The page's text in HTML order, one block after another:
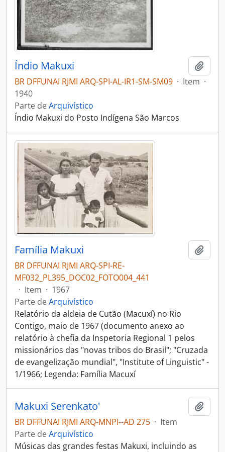
Índio Makuxi
BR DFFUNAI RJMI ARQ-SPI-AL-IR1-SM-SM09 · Item ·
1940
Parte deArquivístico
Índio Makuxi do Posto Indígena São Marcos
Família Makuxi
BR DFFUNAI RJMI ARQ-SPI-RE-
MF032_PL395_DOC02_FOTO004_441
· Item · 1967
Parte deArquivístico
Relatório da aldeia de Cutão (Macuxí) no Rio
Contigo, maio de 1967 (documento anexo ao
relatório à chefia da Inspetoria Regional 1 pelos
missionários das "novas tribos do Brasil"; "Cruzada
de evangelização mundial", "Institute of Linguistic" -
1/1966; Legenda: Família Macuxí
Makuxi Serenkato'
BR DFFUNAI RJMI ARQ-MNPI--AD 275 · Item
Parte deArquivístico
Músicas das grandes festas Makuxi, incluindo as